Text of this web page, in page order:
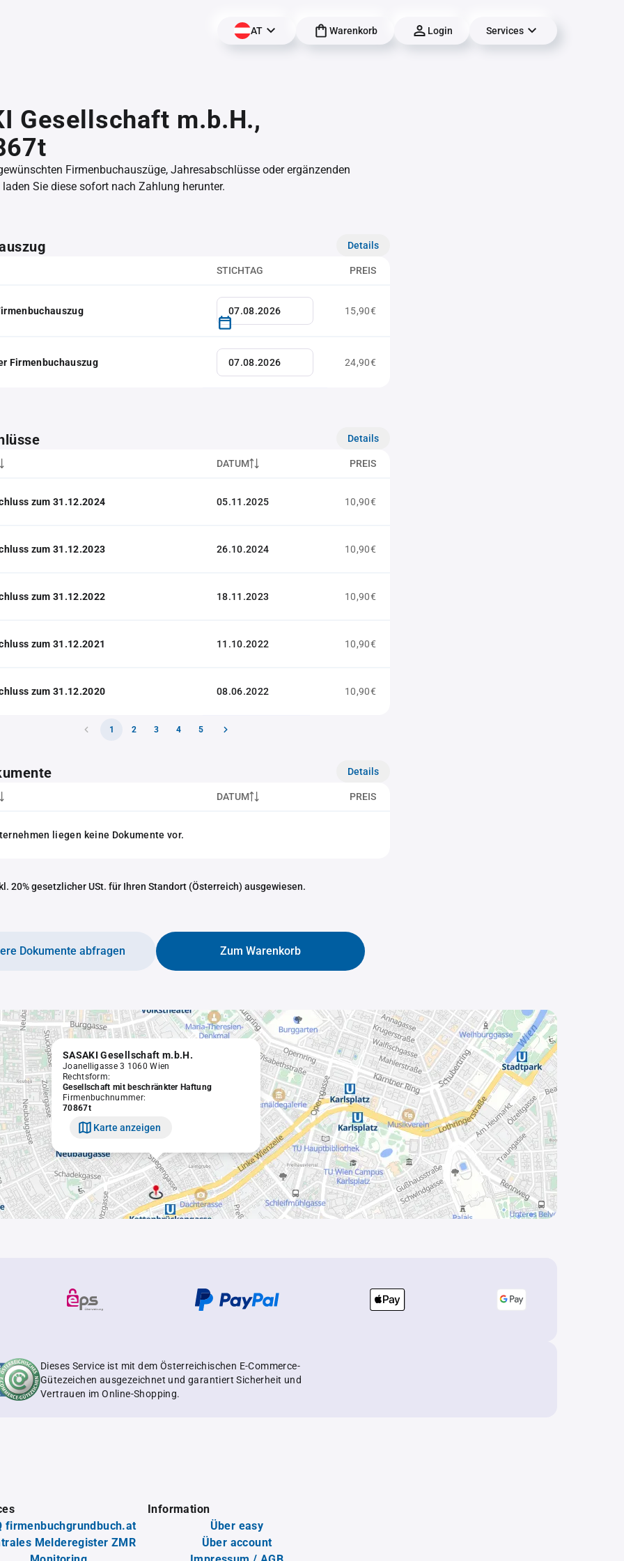
AT Warenkorb Login Services
Gesellschaft m.b.H.,
Firmenbuchauszüge, Jahresabschlüsse oder ergänzenden
Sie diese sofort nach Zahlung herunter.
Details
STICHTAG PREIS
15,90€
Firmenbuchauszug 24,90€
Details
DATUM PREIS
zum 31.12.2024 05.11.2025 10,90€
zum 31.12.2023 26.10.2024 10,90€
zum 31.12.2022 18.11.2023 10,90€
zum 31.12.2021 11.10.2022 10,90€
zum 31.12.2020 08.06.2022 10,90€
1 2 3 4 5
Details
DATUM PREIS
liegen keine Dokumente vor.
20% gesetzlicher USt. für Ihren Standort (Österreich) ausgewiesen.
Zum Warenkorb
Dokumente abfragen
SASAKI Gesellschaft m.b.H.
Joanelligasse 3 1060 Wien
Rechtsform:
Gesellschaft mit beschränkter Haftung
Firmenbuchnummer:
70867t
Karte anzeigen
Dieses Service ist mit dem Österreichischen E-Commerce-
Gütezeichen ausgezeichnet und garantiert Sicherheit und
Vertrauen im Online-Shopping.
firmenbuchgrundbuch.at
Melderegister ZMR
Information
Über easy
Über account